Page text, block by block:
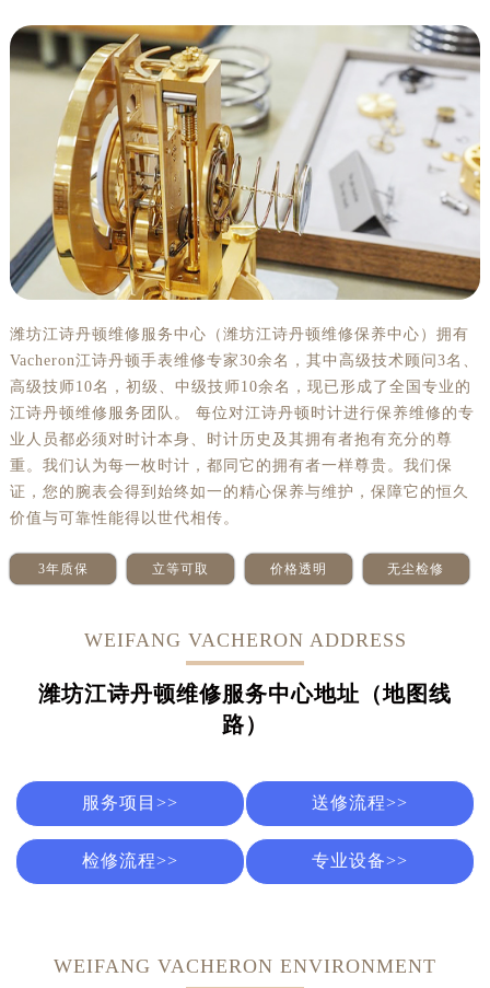
潍坊江诗丹顿维修服务中心（潍坊江诗丹顿维修保养中心）拥有
Vacheron江诗丹顿手表维修专家30余名，其中高级技术顾问3名、
高级技师10名，初级、中级技师10余名，现已形成了全国专业的
江诗丹顿维修服务团队。 每位对江诗丹顿时计进行保养维修的专
业人员都必须对时计本身、时计历史及其拥有者抱有充分的尊
重。我们认为每一枚时计，都同它的拥有者一样尊贵。我们保
证，您的腕表会得到始终如一的精心保养与维护，保障它的恒久
价值与可靠性能得以世代相传。
3年质保 立等可取 价格透明 无尘检修
WEIFANG VACHERON ADDRESS
潍坊江诗丹顿维修服务中心地址（地图线
路）
服务项目>> 送修流程>>
检修流程>> 专业设备>>
WEIFANG VACHERON ENVIRONMENT